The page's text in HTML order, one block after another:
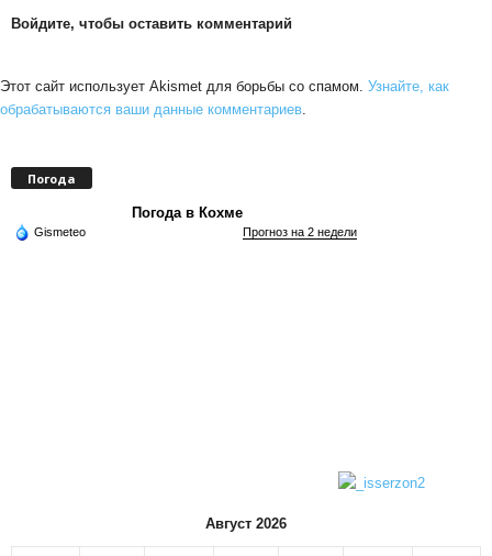
Войдите, чтобы оставить комментарий
Этот сайт использует Akismet для борьбы со спамом. Узнайте, как
обрабатываются ваши данные комментариев.
Погода
Погода в Кохме
Gismeteo Прогноз на 2 недели
Август 2026